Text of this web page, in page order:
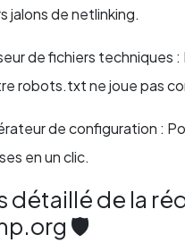
jalons de netlinking.
de fichiers techniques :
robots.txt ne joue pas
de configuration :
en un clic.
détaillé de la
🛡️